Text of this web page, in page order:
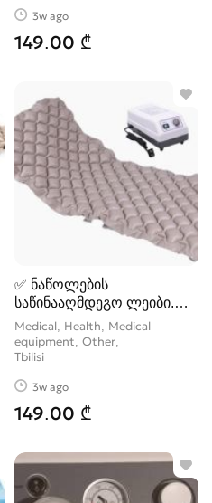
3w ago
149.00 ₾
✅ ნაწოლების
საწინააღმდეგო ლეიბი.
210/90 სმ ✅მაქსიმ
Medical, Health, Medical
equipment, Other
Tbilisi
3w ago
149.00 ₾